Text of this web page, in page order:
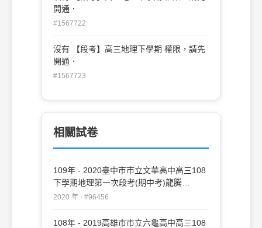
開通．
#1567722
沒有 【段考】高三地理下學期 權限，請先
開通．
#1567723
相關試卷
109年 - 2020臺中市市立文華高中高三108
下學期地理第一次段考(期中考)龍騰
#96456
2020 年 · #96456
108年 - 2019高雄市市立六龜高中高三108